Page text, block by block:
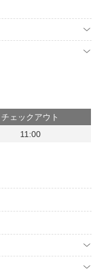
チェックアウト
11:00